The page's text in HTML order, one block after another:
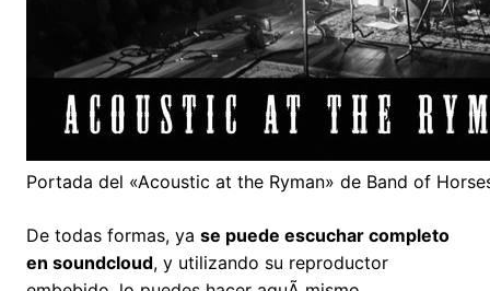
Portada del «Acoustic at the Ryman» de Band of
De todas formas, ya se puede escuchar completo
en soundcloud, y utilizando su reproductor